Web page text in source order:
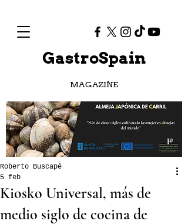
GastroSpain
MAGAZINE
Kiosko Universal, más de
medio siglo de cocina de
Roberto Buscapé
5 feb